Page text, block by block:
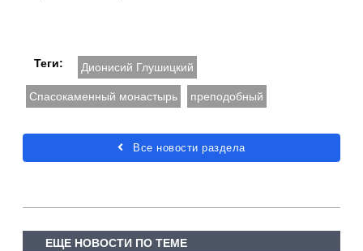
Теги: Дионисий Глушицкий
Спасокаменный монастырь преподобный
Все новости раздела
ЕЩЕ НОВОСТИ ПО ТЕМЕ